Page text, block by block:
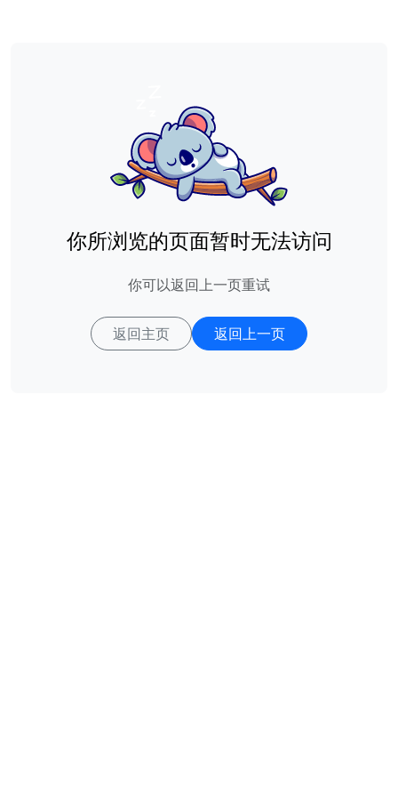
你所浏览的页面暂时无法访问
你可以返回上一页重试
返回主页 返回上一页